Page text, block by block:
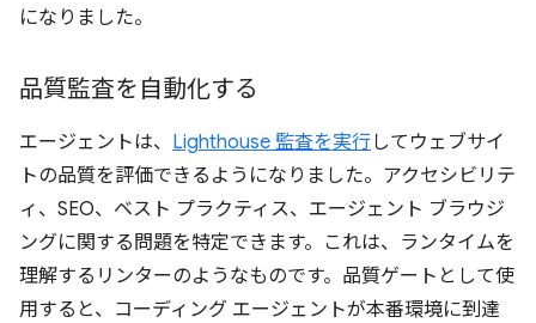
になりました。
品質監査を自動化する
エージェントは、 Lighthouse 監査を実行してウェブサイ
トの品質を評価できるようになりました。アクセシビリテ
ィ、SEO、ベスト プラクティス、エージェント ブラウジ
ングに関する問題を特定できます。これは、ランタイムを
理解するリンターのようなものです。品質ゲートとして使
用すると、コーディング エージェントが本番環境に到達